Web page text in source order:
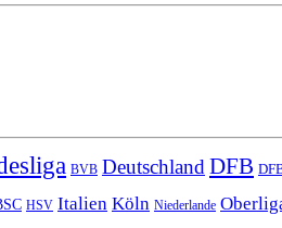
BVB DeutschlandDFB
HSV Italien Köln Niederlande